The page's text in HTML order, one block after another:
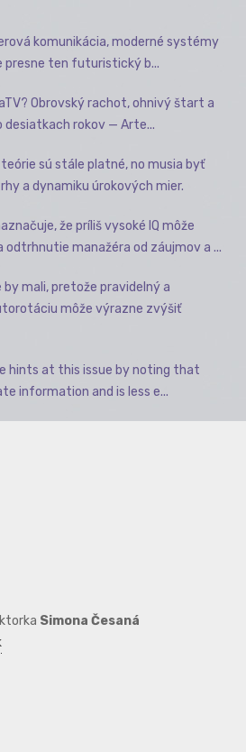
komunikácia, moderné systémy
ten futuristický b...
Obrovský rachot, ohnivý štart a
desiatkach rokov — Arte...
sú stále platné, no musia byť
a dynamiku úrokových mier.
že príliš vysoké IQ môže
odtrhnutie manažéra od záujmov a ...
by mali, pretože pravidelný a
môže výrazne zvýšiť
hints at this issue by noting that
information and is less e...
Simona Česaná